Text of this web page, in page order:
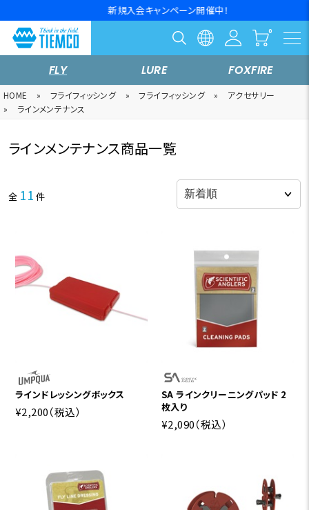
新規入会キャンペーン開催中！
FLY LURE FOXFIRE
HOME » フライフィッシング » フライフィッシング »
アクセサリー
»
ラインメンテナンス
ラインメンテナンス商品一覧
全 11 件
ラインドレッシングボックス
¥2,200（税込）
SA ラインクリーニングパッド 2
枚入り
¥2,090（税込）